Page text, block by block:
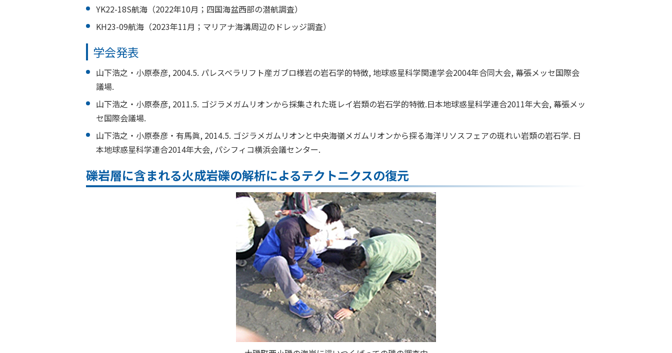
YK22-18S航海（2022年10月；四国海盆西部の潜航調査）
KH23-09航海（2023年11月；マリアナ海溝周辺のドレッジ調査）
学会発表
山下浩之・小原泰彦, 2004.5. パレスベラリフト産ガブロ様岩の岩石学的特徴, 地球惑星科学関連学会2004年合同大会, 幕張メッセ国際会
議場.
山下浩之・小原泰彦, 2011.5. ゴジラメガムリオンから採集された斑レイ岩類の岩石学的特徴.日本地球惑星科学連合2011年大会, 幕張メッ
セ国際会議場.
山下浩之・小原泰彦・有馬眞, 2014.5. ゴジラメガムリオンと中央海嶺メガムリオンから探る海洋リソスフェアの斑れい岩類の岩石学. 日
本地球惑星科学連合2014年大会, パシフィコ横浜会議センター.
礫岩層に含まれる火成岩礫の解析によるテクトニクスの復元